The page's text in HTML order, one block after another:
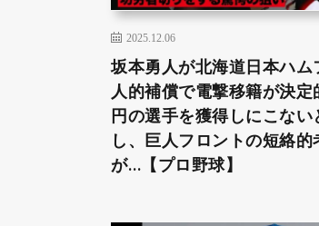
2025.12.06
坂本勇人が北海道日本ハム
人的補償で電撃移籍が決
円の選手を獲得しにこない
し、巨人フロントの短絡
が…【プロ野球】